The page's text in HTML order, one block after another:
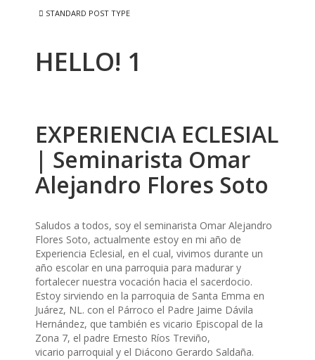
STANDARD POST TYPE
HELLO! 1
EXPERIENCIA ECLESIAL
| Seminarista Omar
Alejandro Flores Soto
Saludos a todos, soy el seminarista Omar Alejandro
Flores Soto, actualmente estoy en mi año de
Experiencia Eclesial, en el cual, vivimos durante un
año escolar en una parroquia para madurar y
fortalecer nuestra vocación hacia el sacerdocio.
Estoy sirviendo en la parroquia de Santa Emma en
Juárez, NL. con el Párroco el Padre Jaime Dávila
Hernández, que también es vicario Episcopal de la
Zona 7, el padre Ernesto Ríos Treviño,
vicario parroquial y el Diácono Gerardo Saldaña.